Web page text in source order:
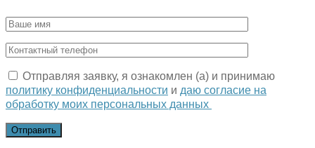
Отправляя заявку, я ознакомлен (а) и принимаю
политику конфиденциальности и даю согласие на
обработку моих персональных данных